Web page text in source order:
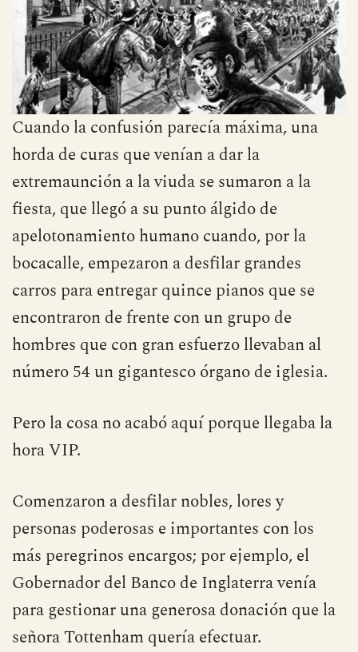
Cuando la confusión parecía máxima, una
horda de curas que venían a dar la
extremaunción a la viuda se sumaron a la
fiesta, que llegó a su punto álgido de
apelotonamiento humano cuando, por la
bocacalle, empezaron a desfilar grandes
carros para entregar quince pianos que se
encontraron de frente con un grupo de
hombres que con gran esfuerzo llevaban al
número 54 un gigantesco órgano de iglesia.
Pero la cosa no acabó aquí porque llegaba la
hora VIP.
Comenzaron a desfilar nobles, lores y
personas poderosas e importantes con los
más peregrinos encargos; por ejemplo, el
Gobernador del Banco de Inglaterra venía
para gestionar una generosa donación que la
señora Tottenham quería efectuar.